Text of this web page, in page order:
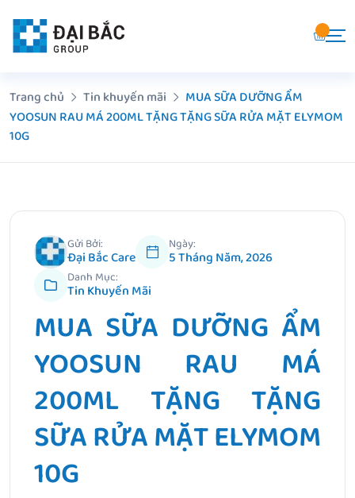
đến
nội
Trang chủ
Tin khuyến mãi
MUA SỮA DƯỠNG ẨM
YOOSUN RAU MÁ 200ML TẶNG TẶNG SỮA RỬA MẶT ELYMOM
10G
Gửi Bởi:
Đại Bắc Care
Ngày:
5 Tháng Năm, 2026
Danh Mục:
Tin Khuyến Mãi
MUA SỮA DƯỠNG ẨM
YOOSUN RAU MÁ
200ML TẶNG TẶNG
SỮA RỬA MẶT ELYMOM
10G